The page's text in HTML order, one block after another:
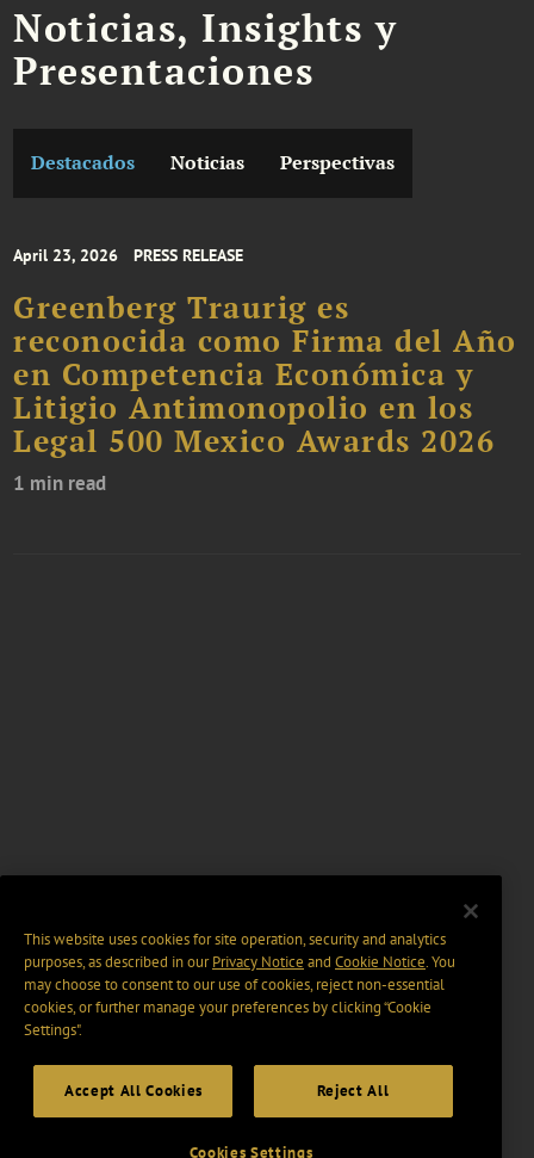
Noticias, Insights y
Presentaciones
Destacados Noticias Perspectivas
April 23, 2026 PRESS RELEASE
Greenberg Traurig es
reconocida como Firma del Año
en Competencia Económica y
Litigio Antimonopolio en los
Legal 500 Mexico Awards 2026
1 min read
This website uses cookies for site operation, security and analytics
purposes, as described in ourPrivacy Notice and Cookie Notice. You
may choose to consent to our use of cookies, reject non-essential
cookies, or further manage your preferences by clicking “Cookie
Settings".
Accept All Cookies Reject All
Cookies Settings